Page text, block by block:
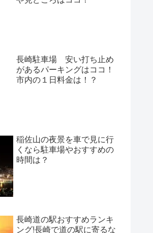
長崎駐車場 安い打ち止め
があるパーキングはココ！
市内の１日料金は！？
稲佐山の夜景を車で見に行
くなら駐車場やおすすめの
時間は？
長崎道の駅おすすめランキ
ング!長崎で道の駅に寄るな